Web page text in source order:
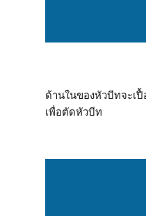
ด้านในของหัวบีทจะเ
เพื่อตัดหัวบีท